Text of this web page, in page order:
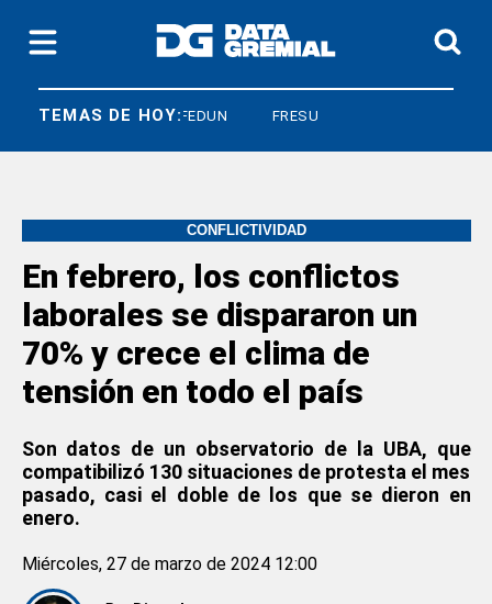
TEMAS DE HOY:
CNEA FEDUN FRESU
CONFLICTIVIDAD
En febrero, los conflictos
laborales se dispararon un
70% y crece el clima de
tensión en todo el país
Son datos de un observatorio de la UBA, que
compatibilizó 130 situaciones de protesta el mes
pasado, casi el doble de los que se dieron en
enero.
Miércoles, 27 de marzo de 2024 12:00